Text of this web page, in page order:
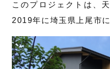
このプロジェクトは、
2019年に埼玉県上尾市